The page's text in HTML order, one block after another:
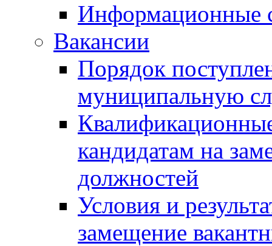
Информационные
Вакансии
Порядок
муниципальную
кандидатам на
должностей
Условия и
замещение